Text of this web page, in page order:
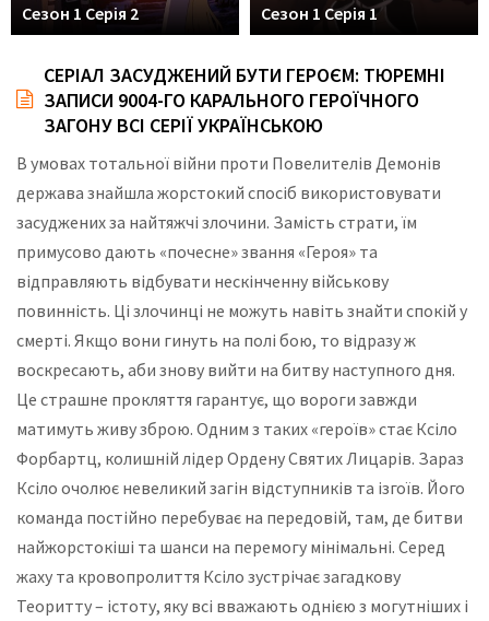
Сезон 1 Серія 2 Сезон 1 Серія 1
СЕРІАЛ ЗАСУДЖЕНИЙ БУТИ ГЕРОЄМ: ТЮРЕМНІ
ЗАПИСИ 9004-ГО КАРАЛЬНОГО ГЕРОЇЧНОГО
ЗАГОНУ ВСІ СЕРІЇ УКРАЇНСЬКОЮ
В умовах тотальної війни проти Повелителів Демонів
держава знайшла жорстокий спосіб використовувати
засуджених за найтяжчі злочини. Замість страти, їм
примусово дають «почесне» звання «Героя» та
відправляють відбувати нескінченну військову
повинність. Ці злочинці не можуть навіть знайти спокій у
смерті. Якщо вони гинуть на полі бою, то відразу ж
воскресають, аби знову вийти на битву наступного дня.
Це страшне прокляття гарантує, що вороги завжди
матимуть живу зброю. Одним з таких «героїв» стає Ксіло
Форбартц, колишній лідер Ордену Святих Лицарів. Зараз
Ксіло очолює невеликий загін відступників та ізгоїв. Його
команда постійно перебуває на передовій, там, де битви
найжорстокіші та шанси на перемогу мінімальні. Серед
жаху та кровопролиття Ксіло зустрічає загадкову
Теоритту – істоту, яку всі вважають однією з могутніших і